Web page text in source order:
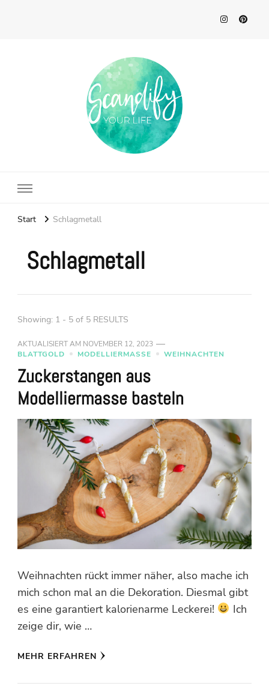
Start Schlagmetall
Schlagmetall
Showing: 1 - 5 of 5 RESULTS
AKTUALISIERT AM NOVEMBER 12, 2023
BLATTGOLD
MODELLIERMASSE WEIHNACHTEN
Zuckerstangen aus
Modelliermasse basteln
Weihnachten rückt immer näher, also mache ich
mich schon mal an die Dekoration. Diesmal gibt
es eine garantiert kalorienarme Leckerei!
Ich
zeige dir, wie …
MEHR ERFAHREN